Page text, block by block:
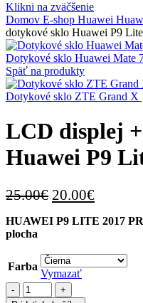
Klikni na zväčšenie
Domov E-shop Huawei
dotykové sklo Huawei P9
Dotykové sklo Huawei Mate
Späť na produkty
Dotykové sklo ZTE Grand X
LCD displej
Huawei P9
25.00€ Pôvodná
bola:
20.00€Aktuálna
je:
HUAWEI P9 LITE 2017
plocha
Farba
Vymazať
množstvo
LCD